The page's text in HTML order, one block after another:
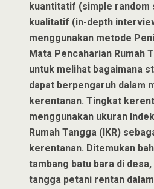
kuantitatif (simple random
kualitatif (in-depth
menggunakan metode
Mata Pencaharian Rumah
untuk melihat bagaimana
dapat berpengaruh dalam
kerentanan. Tingkat
menggunakan ukuran
Rumah Tangga (IKR)
kerentanan. Ditemukan
tambang batu bara di desa,
tangga petani rentan